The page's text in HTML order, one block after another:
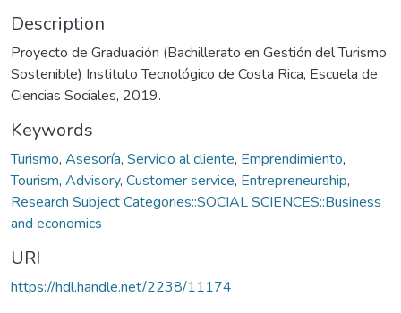
Description
Proyecto de Graduación (Bachillerato en Gestión del Turismo
Sostenible) Instituto Tecnológico de Costa Rica, Escuela de
Ciencias Sociales, 2019.
Keywords
Turismo, Asesoría, Servicio al cliente, Emprendimiento,
Tourism, Advisory, Customer service, Entrepreneurship,
Research Subject Categories::SOCIAL SCIENCES::Business
and economics
URI
https://hdl.handle.net/2238/11174